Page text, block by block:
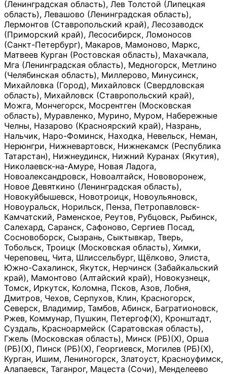
(Ленинградская область), Лев Толстой (Липецкая
область), Левашово (Ленинградская область),
Лермонтов (Ставропольский край), Лесозаводск
(Приморский край), Лесосибирск, Ломоносов
(Санкт-Петербург), Макаров, Мамоново, Маркс,
Матвеев Курган (Ростовская область), Махачкала,
Мга (Ленинградская область), Медногорск, Метлино
(Челябинская область), Миллерово, Минусинск,
Михайловка (Город), Михайловск (Свердловская
область), Михайловск (Ставропольский край),
Можга, Мончегорск, Мосрентген (Московская
область), Муравленко, Мурино, Муром, Набережные
Челны, Назарово (Красноярский край), Назрань,
Нальчик, Наро-Фоминск, Находка, Невельск, Неман,
Нерюнгри, Нижневартовск, Нижнекамск (Республика
Татарстан), Нижнеудинск, Нижний Куранах (Якутия),
Николаевск-на-Амуре, Новая Ладога,
Новоалександровск, Новоалтайск, Нововоронеж,
Новое Девяткино (Ленинградская область),
Новокуйбышевск, Новотроицк, Новоульяновск,
Новоуральск, Норильск, Пенза, Петропавловск-
Камчатский, Раменское, Реутов, Рубцовск, Рыбинск,
Салехард, Саранск, Сафоново, Сергиев Посад,
Сосновоборск, Сызрань, Сыктывкар, Тверь,
Тобольск, Троицк (Московская область), Химки,
Череповец, Чита, Шлиссельбург, Щёлково, Элиста,
Южно-Сахалинск, Якутск, Нерчинск (Забайкальский
край), Мамонтово (Алтайский край), Новокузнецк,
Томск, Иркутск, Коломна, Псков, Азов, Лобня,
Дмитров, Чехов, Серпухов, Клин, Красногорск,
Северск, Владимир, Тамбов, Абинск, Багратионовск,
Ржев, Коммунар, Пушкин, Петергоф(Х), Кронштадт,
Суздаль, Красноармейск (Саратовская область),
Гжель (Московская область), Минск (РБ)(Х), Орша
(РБ)(Х), Пинск (РБ)(Х), Георгиевск, Могилев (РБ)(Х),
Курган, Ишим, Лениногорск, Златоуст, Красноуфимск,
Алапаевск, Таганрог, Мацеста (Сочи), Менделеево